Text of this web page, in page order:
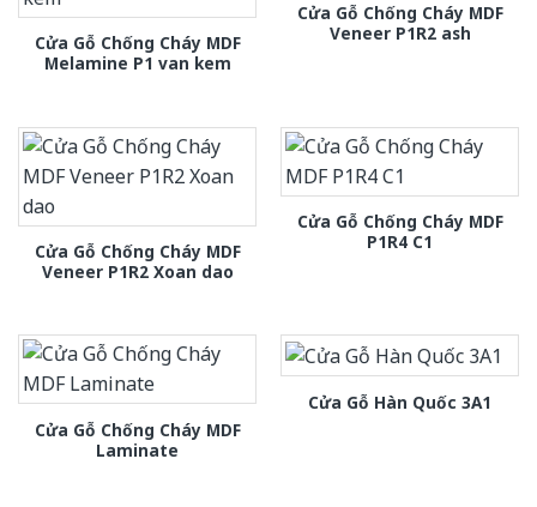
Cửa Gỗ Chống Cháy MDF
Melamine P1 van kem
Cửa Gỗ Chống Cháy MDF
Veneer P1R2 ash
Cửa Gỗ Chống Cháy MDF
Veneer P1R2 Xoan dao
Cửa Gỗ Chống Cháy MDF
P1R4 C1
Cửa Gỗ Chống Cháy MDF
Laminate
Cửa Gỗ Hàn Quốc 3A1